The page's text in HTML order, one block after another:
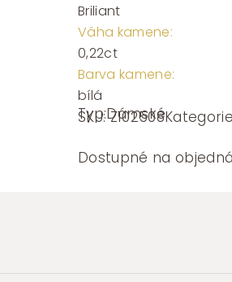
Briliant
Váha kamene:
0,22ct
Barva kamene:
bílá
SKU:Z102508
Typ:Dámské
Dostupné na